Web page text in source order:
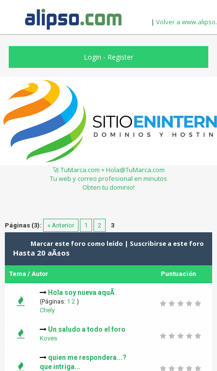
| Volver a
Login - Register
🚀 TuMarca.com + Hola@TuMarca.com
Tu web y correo profesional en minutos
Obten tu dominio!
Páginas (3): « Anterior 1 2 3
Marcar este foro como leído | Suscribirse a este foro
Hasta 20 aÃ±os
Tema / Autor Puntuación
Hola soy nueva aquÃ­
(Páginas: 1 2 )
Chely
Un saludo a todo el foro
Koves
quien me respondera...?
que intriga...